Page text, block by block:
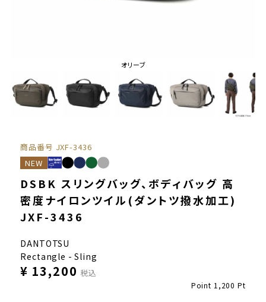
オリーブ
商品番号 JXF-3436
NEW
DSBK スリングバッグ、ボディバッグ 高
密度ナイロンツイル(ダントツ撥水加工)
JXF-3436
DANTOTSU
Rectangle - Sling
¥ 13,200 税込
Point 1,200 Pt